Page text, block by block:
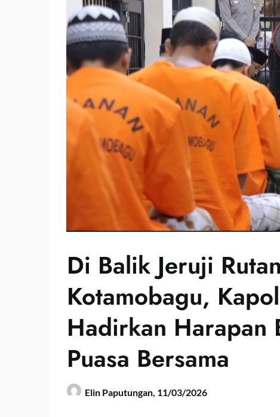
Di Balik Jeruji
Kotamobagu,
Hadirkan Harapan
Puasa Bersama
Elin Paputungan, 11/03/2026